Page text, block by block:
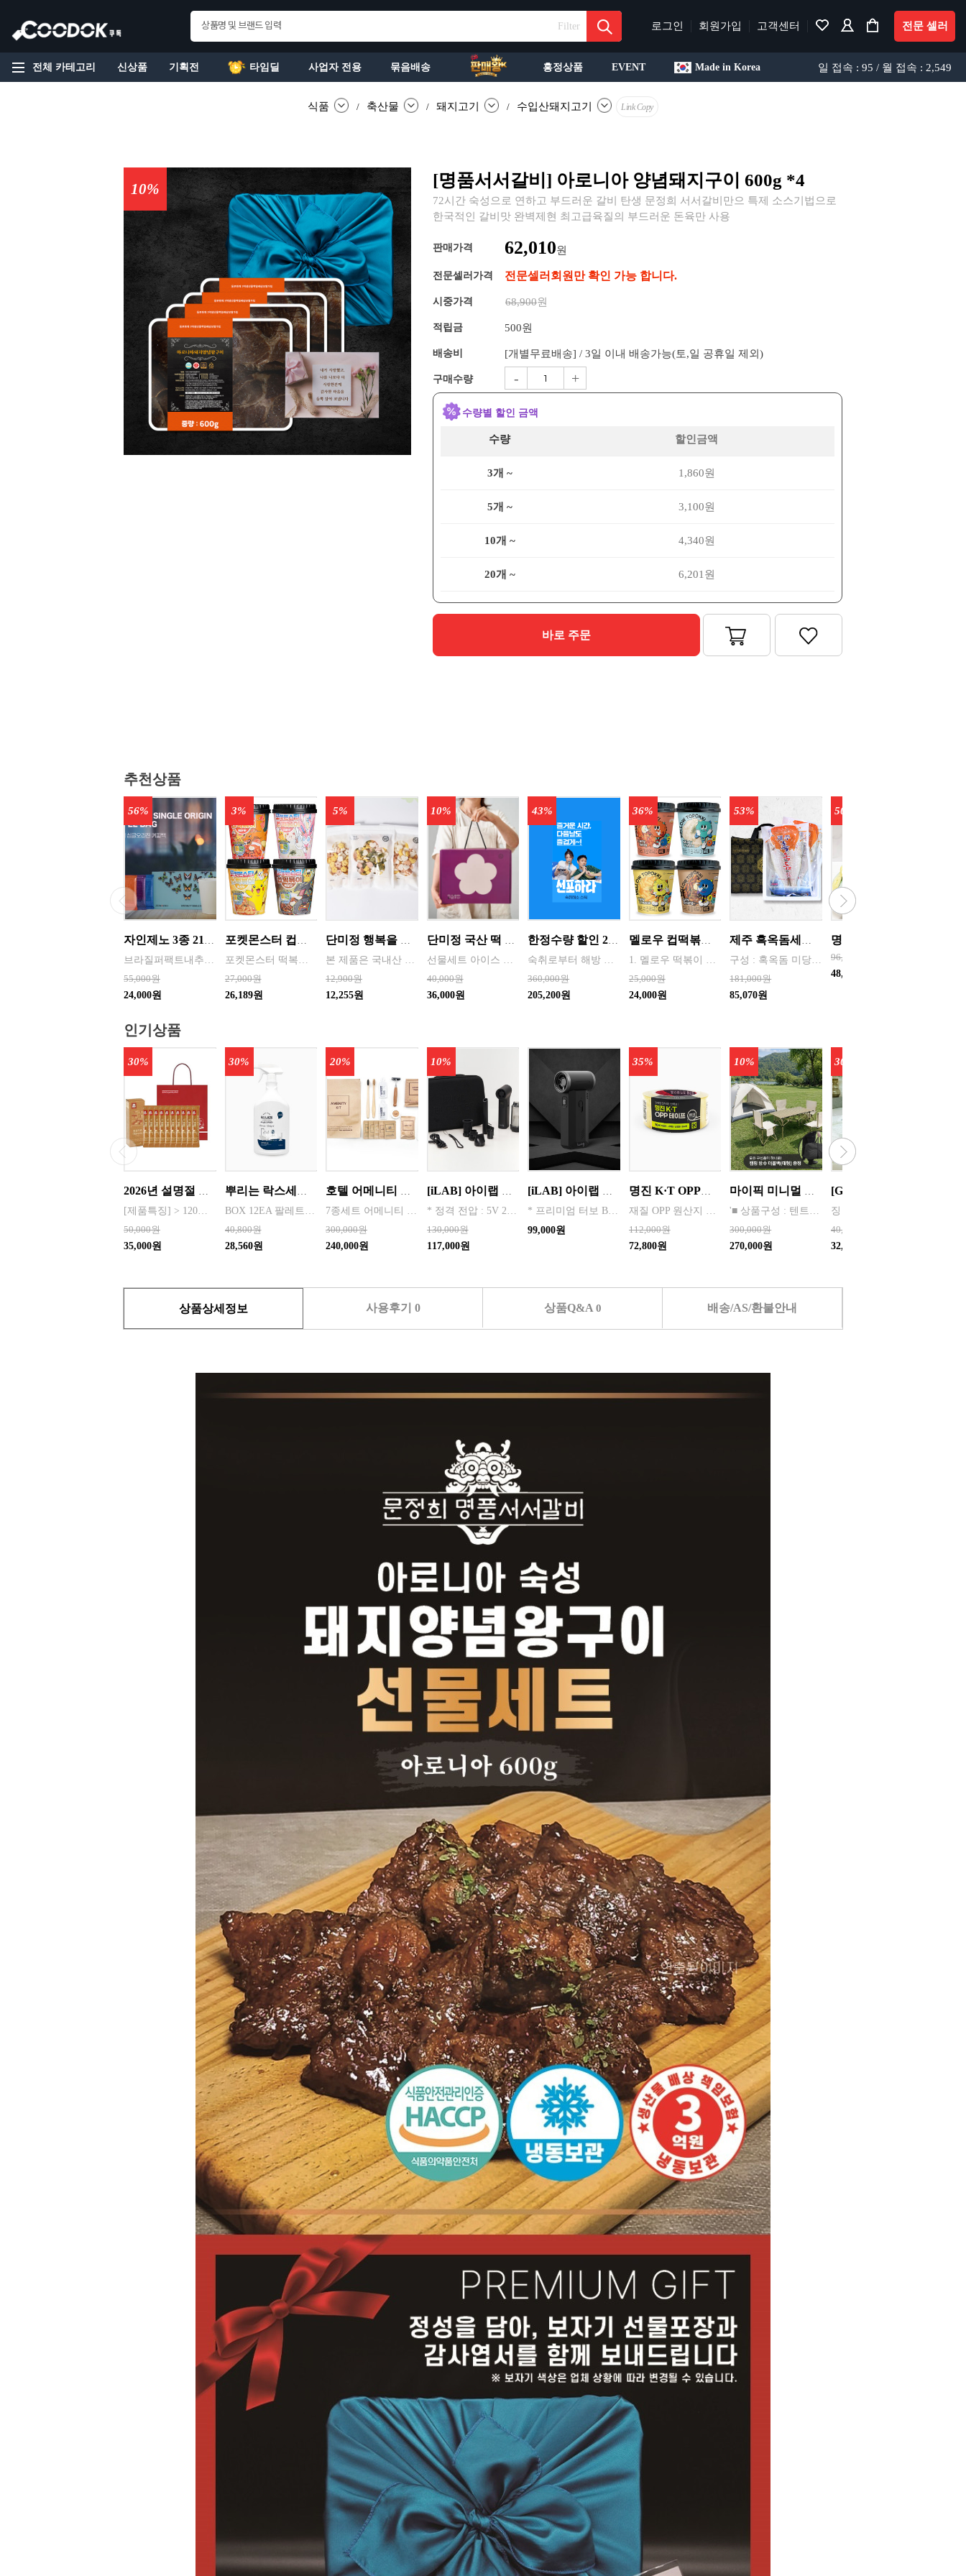
Filter 로그인 회원가입 고객센터 전문 셀러
전체 카테고리 신상품 기획전 타임딜 사업자 전용 묶음배송 흥정상품 EVENT Made in Korea 일 접속 : 95 / 월 접속 : 2,549
식품 / 축산물 / 돼지고기 / 수입산돼지고기 Link Copy
10% [명품서서갈비] 아로니아 양념돼지구이 600g *4
72시간 숙성으로 연하고 부드러운 갈비 탄생 문정희 서서갈비만으 특제 소스기법으로
한국적인 갈비맛 완벽제현 최고급육질의 부드러운 돈육만 사용
판매가격 62,010원
전문셀러가격 전문셀러회원만 확인 가능 합니다.
시중가격 68,900원
적립금 500원
배송비 [개별무료배송] / 3일 이내 배송가능(토,일 공휴일 제외)
구매수량 - +
수량별 할인 금액
수량 할인금액
3개 ~ 1,860원
5개 ~ 3,100원
10개 ~ 4,340원
20개 ~ 6,201원
바로 주문
추천상품
55,000원
56%
24,000원
27,000원
3%
26,189원
12,900원
5%
12,255원
40,000원
10%
36,000원
360,000원
43%
205,200원
멜로우 컵떡볶이 115g - 래리매운 / 루리짜장 / 민트크림 / 옐리치즈 맛별 8개씩 포장
25,000원
36%
24,000원
181,000원
53%
85,070원
96,000원
50%
48,000원
인기상품
50,000원
30%
35,000원
40,800원
30%
28,560원
300,000원
20%
240,000원
130,000원
10%
117,000원
99,000원
명진 K·T OPP테이프 80M(투명) 48mmx80M 50개 한박스단위 판매
112,000원
35%
72,800원
300,000원
10%
270,000원
40,000원
30%
32,000원
상품상세정보 사용후기 0 상품Q&A 0 배송/AS/환불안내